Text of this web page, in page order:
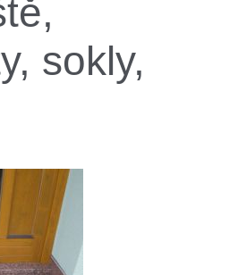
sokly,